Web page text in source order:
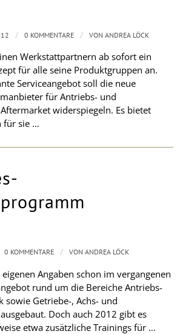
Werkstattpartnern ab sofort ein
für alle seine Produktgruppen an.
Serviceangebot soll die neue
für Antriebs- und
widerspiegeln. Es bietet
für sie …
/ 0 KOMMENTARE / VONANDREA LÖCK
Angaben schon im vergangenen
rund um die Bereiche Antriebs-
sowie Getriebe-, Achs- und
Doch auch 2012 gibt es
etwa zusätzliche Trainings für …
0 KOMMENTARE / VONANDREA LÖCK